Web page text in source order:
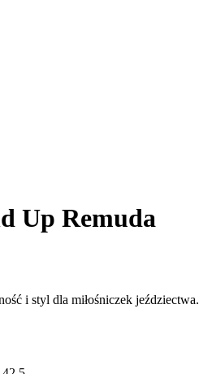
Up Remuda
i styl dla miłośniczek jeździectwa.